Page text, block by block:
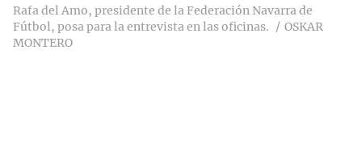
Rafa del Amo, presidente de la Federación Navarra de
Fútbol, posa para la entrevista en las oficinas.
OSKAR
MONTERO